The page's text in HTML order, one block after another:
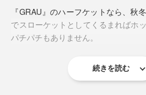
『GRAU』のハーフケットなら、秋
でスローケットとしてくるまればホ
パチパチもありません。
夏は、これ1枚で。朝晩の冷えやエ
続きを読む